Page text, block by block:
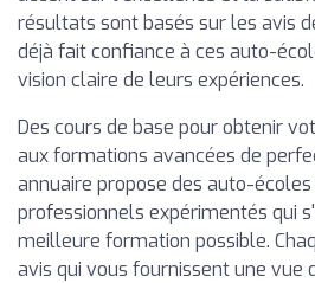
résultats sont basés sur les avis
déjà fait confiance à ces auto-
vision claire de leurs expériences.
Des cours de base pour obtenir
aux formations avancées de
annuaire propose des auto-
professionnels expérimentés qui
meilleure formation possible.
avis qui vous fournissent une vue